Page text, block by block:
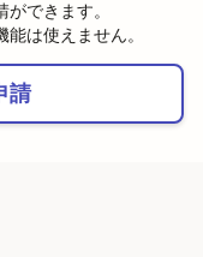
できます。
は使えません。
請